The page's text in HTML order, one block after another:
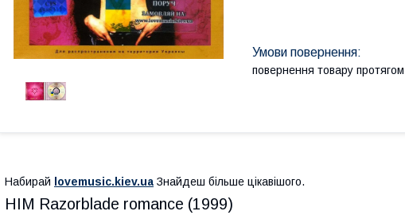
повернення товару
Набирай lovemusic.kiev.ua Знайдеш більше цікавішого.
HIM Razorblade romance (1999)